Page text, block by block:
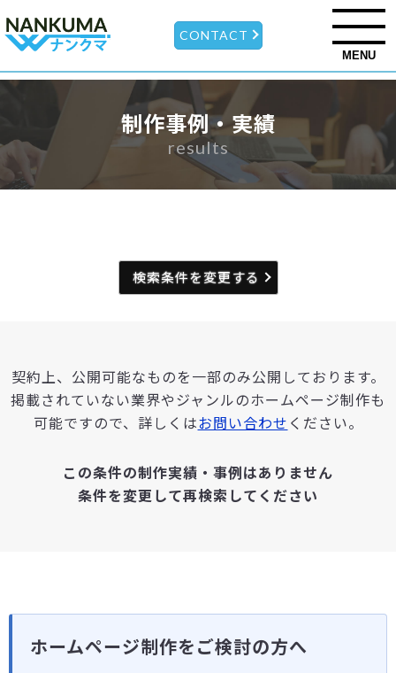
CONTACT
MENU
制作事例・実績
results
検索条件を変更する
契約上、公開可能なものを一部のみ公開しております。
掲載されていない業界やジャンルのホームページ制作も
可能ですので、詳しくはお問い合わせ ください。
この条件の制作実績・事例はありません
条件を変更して再検索してください
ホームページ制作をご検討の方へ